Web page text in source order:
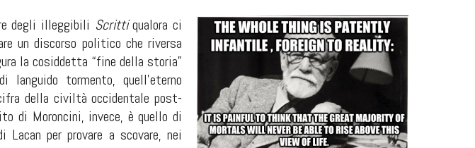
degli illeggibili Scrittiqualora ci
un discorso politico che riversa
la cosiddetta “fine della storia”
languido tormento, quell'eterno
della civiltà occidentale post-
di Moroncini, invece, è quello di
per provare a scovare, nei